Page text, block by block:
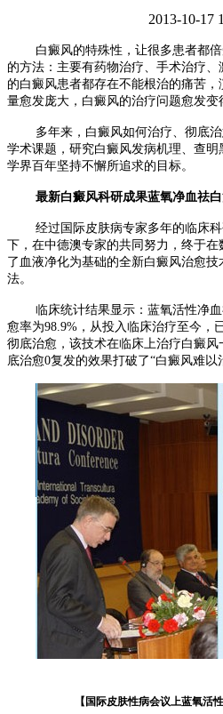
2013-10-17
白癜风的特殊性，让很多患者都
的方法：主要有药物治疗、手术治疗
的白癜风患者都存在不能根治的痛苦
量愈发庞大，白癜风的治疗问题愈发变
多年来，白癜风如何治疗、彻底
学术课题，研究白癜风发病机理、查
学界百年坚持不懈所追求的目标。
最新白癜风科研成果蓝氧净血祛
经过国际皮肤病专家多年的临床
下，在中德澳专家的共同努力，终于
了血液净化为基础的全新白癜风治愈
法。
临床统计结果显示：蓝氧活性净
愈率为98.9%，从投入临床治疗至今，
彻底治愈，该技术在临床上治疗白癜
底治愈0复发的效果打破了“白癜风难以
【国际皮肤性病会议上蓝氧活